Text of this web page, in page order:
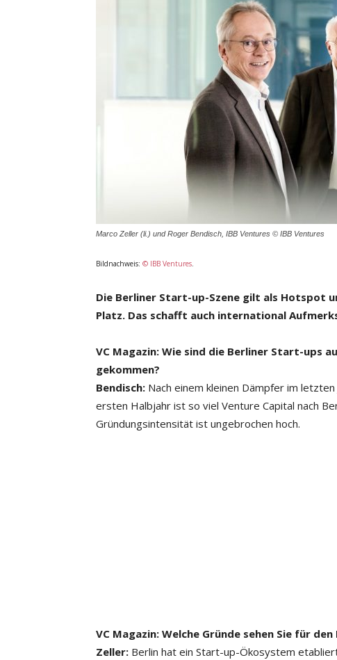
Marco Zeller (li.) und Roger Bendisch, IBB Ventures © IBB Ventures
Bildnachweis: © IBB Ventures.
Die Berliner Start-up-Szene gilt als Hotspot
Platz. Das schafft auch international
VC Magazin: Wie sind die Berliner Start-ups
gekommen?
Bendisch: Nach einem kleinen Dämpfer im
ersten Halbjahr ist so viel ­Venture Capital nach
Gründungsintensität ist ungebrochen hoch.
VC Magazin: Welche Gründe sehen Sie für den
Zeller: Berlin hat ein Start-up-Ökosystem